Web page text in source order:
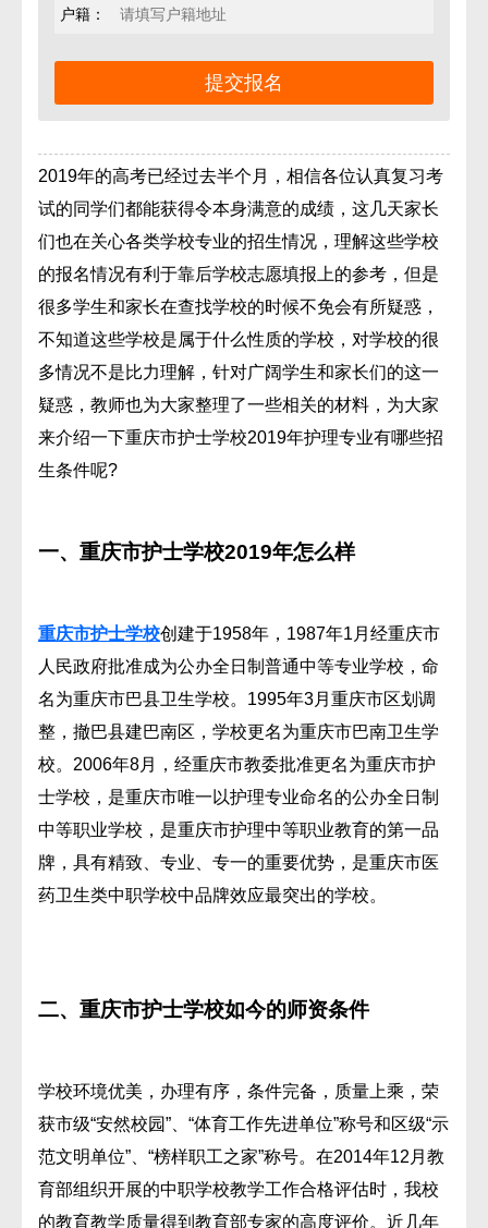
户籍：
2019年的高考已经过去半个月，相信各位认真复习考
试的同学们都能获得令本身满意的成绩，这几天家长
们也在关心各类学校专业的招生情况，理解这些学校
的报名情况有利于靠后学校志愿填报上的参考，但是
很多学生和家长在查找学校的时候不免会有所疑惑，
不知道这些学校是属于什么性质的学校，对学校的很
多情况不是比力理解，针对广阔学生和家长们的这一
疑惑，教师也为大家整理了一些相关的材料，为大家
来介绍一下重庆市护士学校2019年护理专业有哪些招
生条件呢?
一、重庆市护士学校2019年怎么样
重庆市护士学校创建于1958年，1987年1月经重庆市
人民政府批准成为公办全日制普通中等专业学校，命
名为重庆市巴县卫生学校。1995年3月重庆市区划调
整，撤巴县建巴南区，学校更名为重庆市巴南卫生学
校。2006年8月，经重庆市教委批准更名为重庆市护
士学校，是重庆市唯一以护理专业命名的公办全日制
中等职业学校，是重庆市护理中等职业教育的第一品
牌，具有精致、专业、专一的重要优势，是重庆市医
药卫生类中职学校中品牌效应最突出的学校。
二、重庆市护士学校如今的师资条件
学校环境优美，办理有序，条件完备，质量上乘，荣
获市级“安然校园”、“体育工作先进单位”称号和区级“示
范文明单位”、“榜样职工之家”称号。在2014年12月教
育部组织开展的中职学校教学工作合格评估时，我校
的教育教学质量得到教育部专家的高度评价。近几年